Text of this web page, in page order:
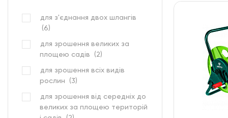
телескопічна (
тип I (1)
трьохканальний (
чотирьохклапанний (1)
для з'єднання двох шлангів
(6)
для зрошення великих за
площею садів (2)
для зрошення всіх видів
рослин (3)
для зрошення від середніх до
великих за площею територій